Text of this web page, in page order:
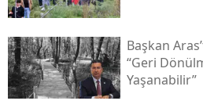
Başkan
“geri
Yaşanabilir”